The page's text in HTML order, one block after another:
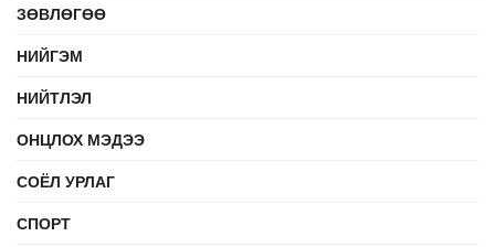
ЗӨВЛӨГӨӨ
НИЙГЭМ
НИЙТЛЭЛ
ОНЦЛОХ МЭДЭЭ
СОЁЛ УРЛАГ
СПОРТ